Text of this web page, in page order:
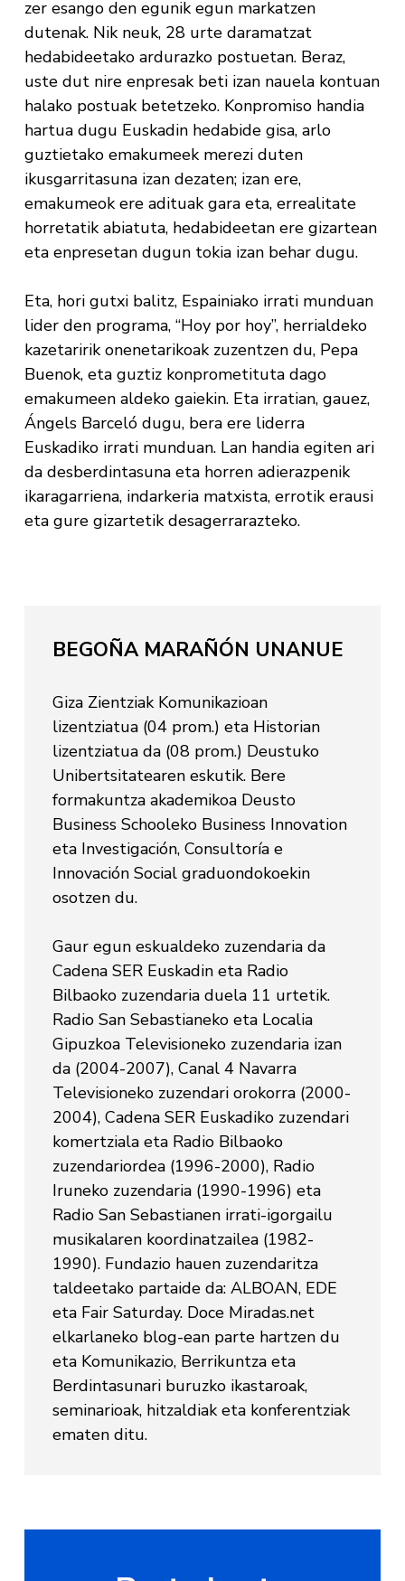
zer esango den egunik egun markatzen
dutenak. Nik neuk, 28 urte daramatzat
hedabideetako ardurazko postuetan. Beraz,
uste dut nire enpresak beti izan nauela kontuan
halako postuak betetzeko. Konpromiso handia
hartua dugu Euskadin hedabide gisa, arlo
guztietako emakumeek merezi duten
ikusgarritasuna izan dezaten; izan ere,
emakumeok ere adituak gara eta, errealitate
horretatik abiatuta, hedabideetan ere gizartean
eta enpresetan dugun tokia izan behar dugu.
Eta, hori gutxi balitz, Espainiako irrati munduan
lider den programa, “Hoy por hoy”, herrialdeko
kazetaririk onenetarikoak zuzentzen du, Pepa
Buenok, eta guztiz konprometituta dago
emakumeen aldeko gaiekin. Eta irratian, gauez,
Ángels Barceló dugu, bera ere liderra
Euskadiko irrati munduan. Lan handia egiten ari
da desberdintasuna eta horren adierazpenik
ikaragarriena, indarkeria matxista, errotik erausi
eta gure gizartetik desagerrarazteko.
BEGOÑA MARAÑÓN UNANUE
Giza Zientziak Komunikazioan
lizentziatua (04 prom.) eta Historian
lizentziatua da (08 prom.) Deustuko
Unibertsitatearen eskutik. Bere
formakuntza akademikoa Deusto
Business Schooleko Business Innovation
eta Investigación, Consultoría e
Innovación Social graduondokoekin
osotzen du.
Gaur egun eskualdeko zuzendaria da
Cadena SER Euskadin eta Radio
Bilbaoko zuzendaria duela 11 urtetik.
Radio San Sebastianeko eta Localia
Gipuzkoa Televisioneko zuzendaria izan
da (2004-2007), Canal 4 Navarra
Televisioneko zuzendari orokorra (2000-
2004), Cadena SER Euskadiko zuzendari
komertziala eta Radio Bilbaoko
zuzendariordea (1996-2000), Radio
Iruneko zuzendaria (1990-1996) eta
Radio San Sebastianen irrati-igorgailu
musikalaren koordinatzailea (1982-
1990). Fundazio hauen zuzendaritza
taldeetako partaide da: ALBOAN, EDE
eta Fair Saturday. Doce Miradas.net
elkarlaneko blog-ean parte hartzen du
eta Komunikazio, Berrikuntza eta
Berdintasunari buruzko ikastaroak,
seminarioak, hitzaldiak eta konferentziak
ematen ditu.